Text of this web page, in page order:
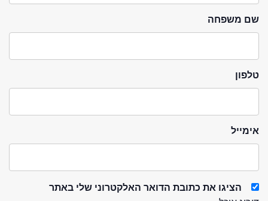
שם משפחה
טלפון
אימייל
הציגו את כתובת הדואר האלקטרוני שלי באתר